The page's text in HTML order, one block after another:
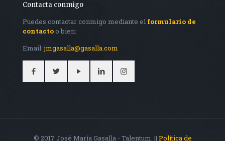
Contacta conmigo
Puedes contactar conmigo mediante el formulario de
contacto o bien:
Email:jmgasalla@gasalla.com
© 2017 José María Gasalla - Talentum. || Política de